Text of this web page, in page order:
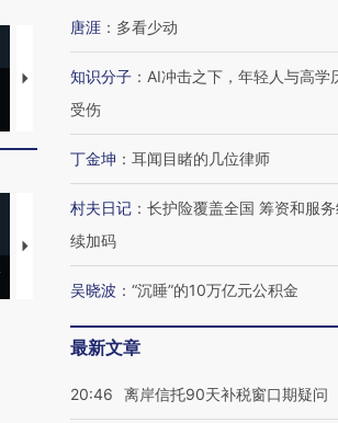
马航飞行员跨国走私7万
粒摇头丸 尿检体内含3种
视线｜被称为“蟑螂”的印
【推广】走进第四届链博
会，让数智科技“链”接产
【特别呈现】寻找100种
有意思的生活方式·第三对
唐涯 ： 多看少动
知识分子 ： AI冲击之下，年轻人与高学
受伤
丁金坤 ： 耳闻目睹的几位律师
村夫日记 ： 长护险覆盖全国 筹资和服
续加码
吴晓波 ： “沉睡”的10万亿元公积金
最新文章
20:46 离岸信托90天补税窗口期疑问